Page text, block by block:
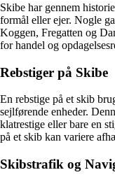
Skibe har gennem
formål eller ejer. Nogle
Koggen, Fregatten og
for handel og
Rebstiger på Skibe
En rebstige på et skib
sejlførende enheder.
klatrestige eller bare en
på et skib kan variere
Skibstrafik og